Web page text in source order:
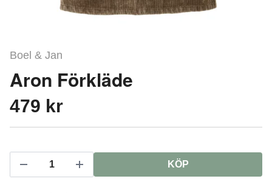
Boel & Jan
Aron Förkläde
479 kr
KÖP